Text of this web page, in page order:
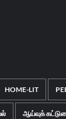
HOME-LIT
ஆய்வுக்